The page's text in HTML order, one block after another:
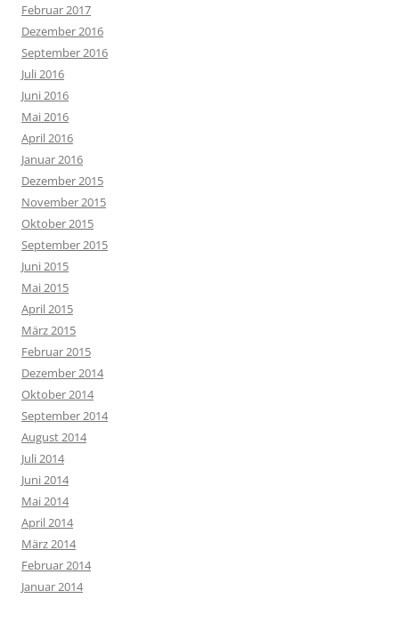
Februar 2017
Dezember 2016
September 2016
Juli 2016
Juni 2016
Mai 2016
April 2016
Januar 2016
Dezember 2015
November 2015
Oktober 2015
September 2015
Juni 2015
Mai 2015
April 2015
März 2015
Februar 2015
Dezember 2014
Oktober 2014
September 2014
August 2014
Juli 2014
Juni 2014
Mai 2014
April 2014
März 2014
Februar 2014
Januar 2014